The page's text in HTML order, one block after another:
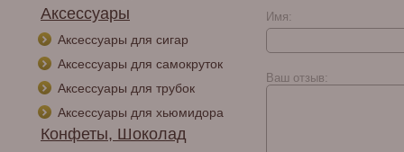
Аксессуары
Аксессуары для сигар
Аксессуары для самокруток
Аксессуары для трубок
Аксессуары для хьюмидора
Конфеты, Шоколад
Имя:
Ваш отзыв: